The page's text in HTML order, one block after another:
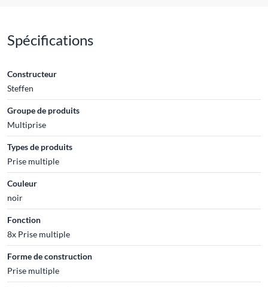
Spécifications
Constructeur
Steffen
Groupe de produits
Multiprise
Types de produits
Prise multiple
Couleur
noir
Fonction
8x Prise multiple
Forme de construction
Prise multiple